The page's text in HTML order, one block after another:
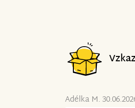
Adélka M.